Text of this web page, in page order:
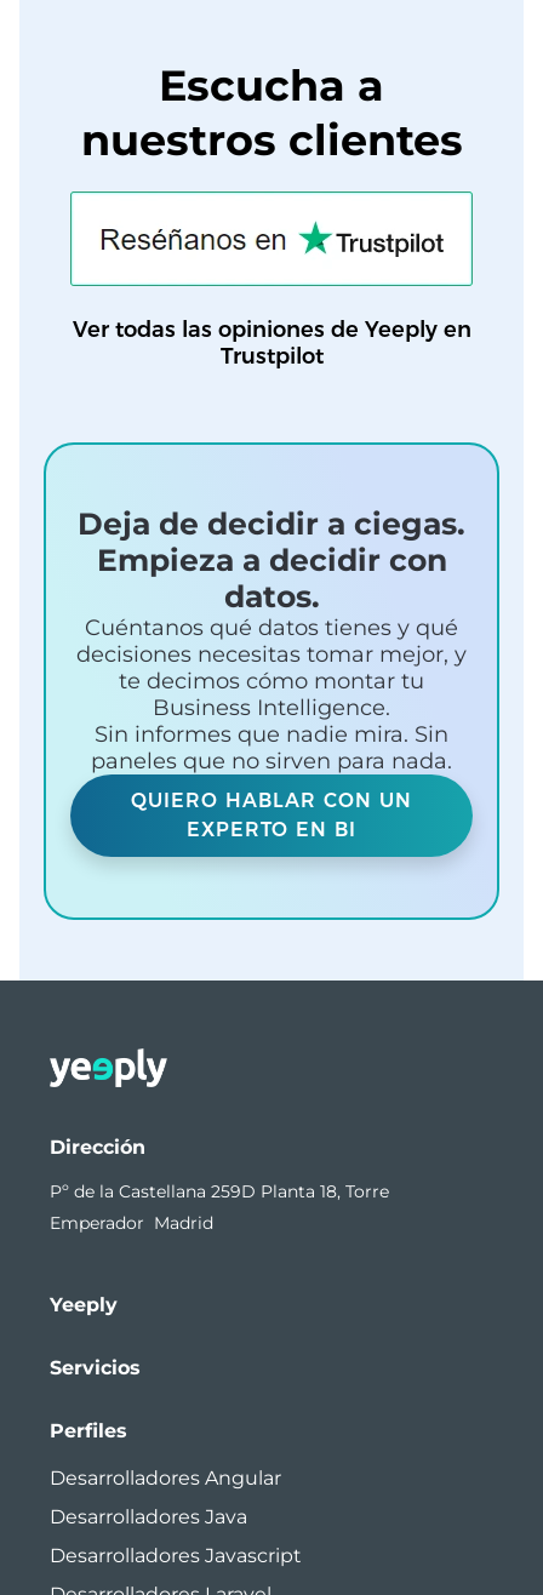
Escucha a
nuestros clientes
Ver todas las opiniones de Yeeply en
Trustpilot
Deja de decidir a ciegas.
Empieza a decidir con
datos.
Cuéntanos qué datos tienes y qué
decisiones necesitas tomar mejor, y
te decimos cómo montar tu
Business Intelligence.
Sin informes que nadie mira. Sin
paneles que no sirven para nada.
QUIERO HABLAR CON UN
EXPERTO EN BI
Dirección
Pº de la Castellana 259D Planta 18, Torre
Emperador Madrid
Yeeply
Servicios
Perfiles
Desarrolladores Angular
Desarrolladores Java
Desarrolladores Javascript